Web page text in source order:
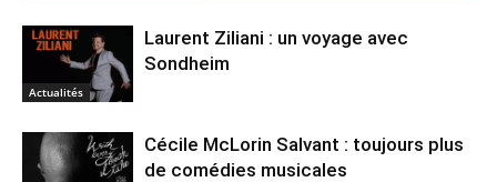
Actualités
Laurent Ziliani : un voyage avec
Sondheim
Cécile McLorin Salvant : toujours plus
de comédies musicales